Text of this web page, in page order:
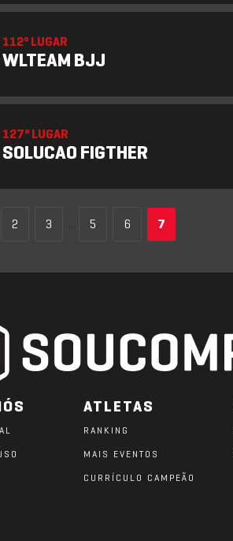
112º LUGAR
WLTEAM BJJ
127º LUGAR
SOLUCAO FIGTHER
2 3 ... 5 6 7
ATLETAS
RANKING
MAIS EVENTOS
CURRÍCULO CAMPEÃO